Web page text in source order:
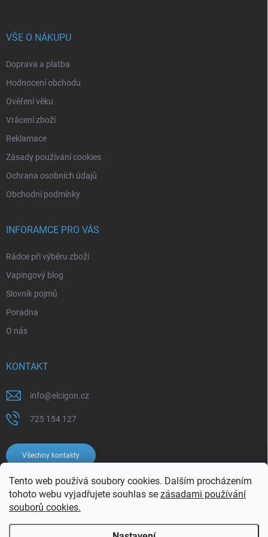
Tento web používá soubory cookies. Dalším procházením
tohoto webu vyjadřujete souhlas se zásadami používání
souborů cookies.
VŠE O NÁKUPU
Doprava a platba
Hodnocení obchodu
Ověření věku
Vrácení zboží
Reklamace
Zásady používání cookies
Ochrana osobních údajů
Obchodní podmínky
INFORAMCE PRO VÁS
Rádce při výběru zboží
Vapingový blog
Slovník pojmů
Poradna
O nás
KONTAKT
info@elcigon.cz
725 154 127
Všechny kontakty